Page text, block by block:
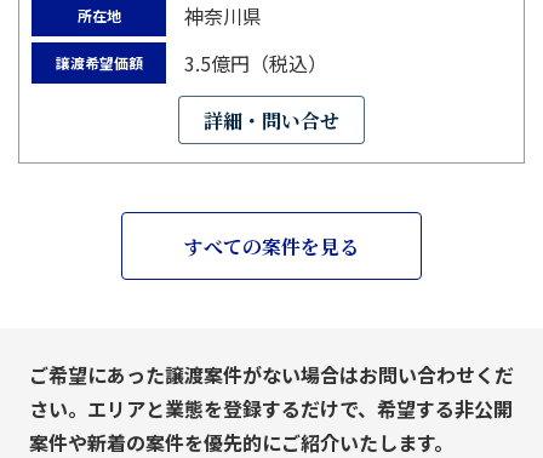
所在地 神奈川県
譲渡希望価額 3.5億円（税込）
詳細・問い合せ
すべての案件を見る
ご希望にあった譲渡案件がない場合はお問い合わせくだ
さい。エリアと業態を登録するだけで、希望する非公開
案件や新着の案件を優先的にご紹介いたします。